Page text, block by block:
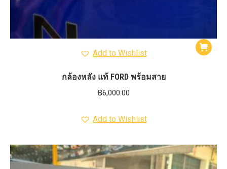
Add to Wishlist
กล้องหลัง แท้ FORD พร้อมสาย
฿6,000.00
Add to Wishlist